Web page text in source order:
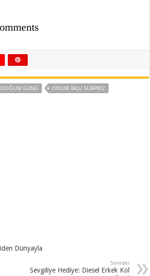
DOĞUM GÜNÜ OYLUM TALU SÜRPRIZ
Dünyayla
Sonraki
Sevgiliye Hediye: Diesel Erkek Kol